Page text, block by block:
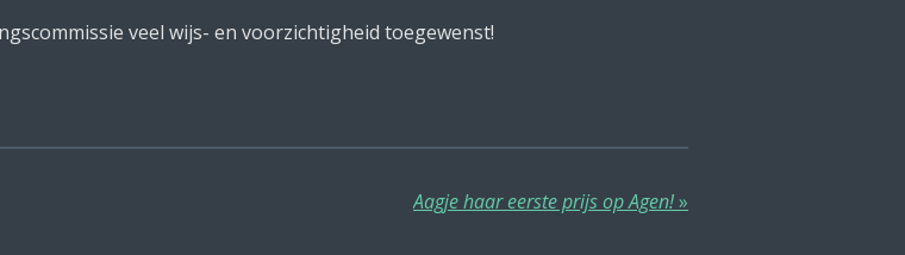
veel wijs- en voorzichtigheid toegewenst!
Aagje haar eerste prijs op Agen!»